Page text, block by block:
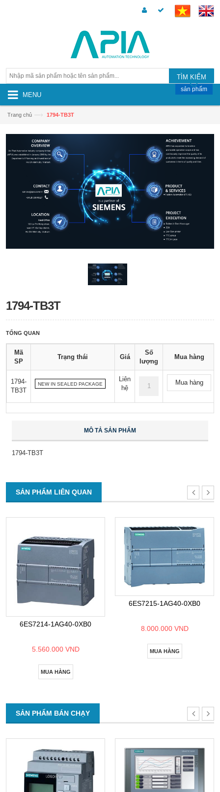
TÌM KIẾM
MENU
sản phẩm
Trang chủ —› 1794-TB3T
1794-TB3T
TỔNG QUAN
Mã
SP
Trạng thái Giá
Số
lượng
Mua hàng
1794-
TB3T
NEW IN SEALED PACKAGE
Liên
hệ
Mua hàng
MÔ TẢ SẢN PHẨM
1794-TB3T
SẢN PHẨM LIÊN QUAN
6ES7214-1AG40-0XB0
5.560.000 VND
MUA HÀNG
6ES7215-1AG40-0XB0
8.000.000 VND
MUA HÀNG
SẢN PHẨM BÁN CHẠY